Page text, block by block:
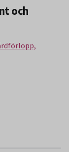
och